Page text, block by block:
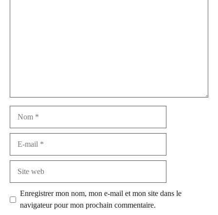
Enregistrer mon nom, mon e-mail et mon site dans le
navigateur pour mon prochain commentaire.